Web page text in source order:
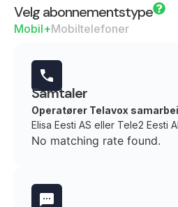
Velg abonnementstype
Mobil+Mobiltelefoner
Samtaler
Operatører Telavox
Elisa Eesti AS eller Tele2 Eesti
No matching rate found.